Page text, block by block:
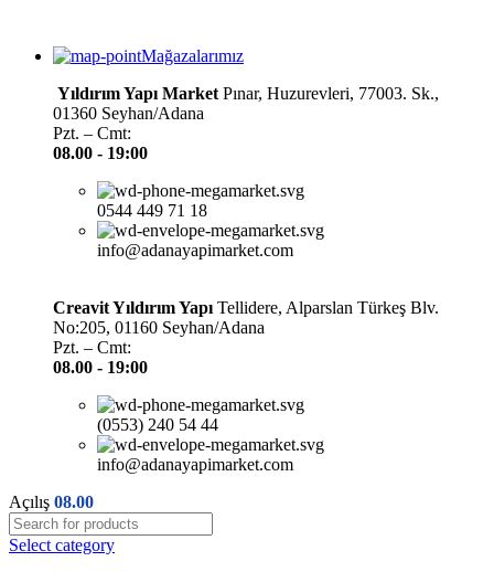
Mağazalarımız
Yıldırım Yapı Market Pınar, Huzurevleri, 77003. Sk.,
01360 Seyhan/Adana
Pzt. – Cmt:
08.00 - 19:00
0544 449 71 18
info@adanayapimarket.com
Creavit Yıldırım Yapı Tellidere, Alparslan Türkeş Blv.
No:205, 01160 Seyhan/Adana
Pzt. – Cmt:
08.00 - 19:00
(0553) 240 54 44
info@adanayapimarket.com
Açılış 08.00
Select category